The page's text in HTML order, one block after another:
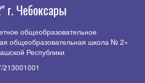
Чебоксары
общеобразовательное
общеобразовательная школа № 2»
Республики